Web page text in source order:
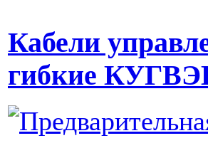
Кабели
гибкие